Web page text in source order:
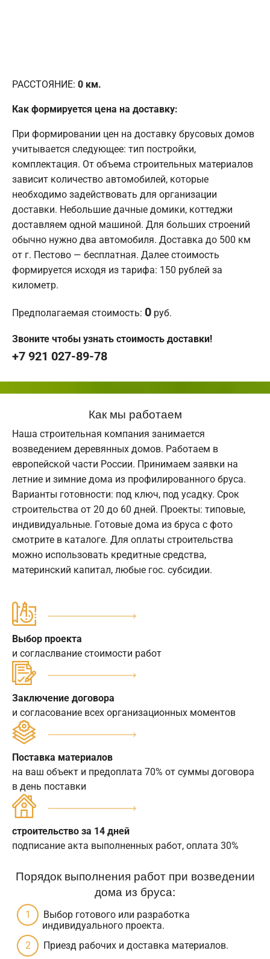
РАССТОЯНИЕ: 0 км.
Как формируется цена на доставку:
При формировании цен на доставку брусовых домов
учитывается следующее: тип постройки,
комплектация. От объема строительных материалов
зависит количество автомобилей, которые
необходимо задействовать для организации
доставки. Небольшие дачные домики, коттеджи
доставляем одной машиной. Для больших строений
обычно нужно два автомобиля. Доставка до 500 км
от г. Пестово — бесплатная. Далее стоимость
формируется исходя из тарифа: 150 рублей за
километр.
Предполагаемая стоимость: 0 руб.
Звоните чтобы узнать стоимость доставки!
+7 921 027-89-78
Как мы работаем
Наша строительная компания занимается
возведением деревянных домов. Работаем в
европейской части России. Принимаем заявки на
летние и зимние дома из профилированного бруса.
Варианты готовности: под ключ, под усадку. Срок
строительства от 20 до 60 дней. Проекты: типовые,
индивидуальные. Готовые дома из бруса с фото
смотрите в каталоге. Для оплаты строительства
можно использовать кредитные средства,
материнский капитал, любые гос. субсидии.
Выбор проекта
и согласлвание стоимости работ
Заключение договора
и согласование всех организационных моментов
Поставка материалов
на ваш объект и предоплата 70% от суммы договора
в день поставки
строительство за 14 дней
подписание акта выполненных работ, оплата 30%
Порядок выполнения работ при возведении
дома из бруса:
Выбор готового или разработка
индивидуального проекта.
Приезд рабочих и доставка материалов.